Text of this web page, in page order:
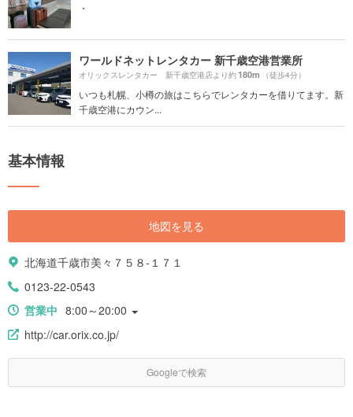
・
ワールドネットレンタカー 新千歳空港営業所
オリックスレンタカー 新千歳空港店より約180m （徒歩4分）
いつも札幌、小樽の旅はこちらでレンタカーを借りてます。新
千歳空港にカウン...
基本情報
地図を見る
北海道千歳市美々７５８-１７１
0123-22-0543
営業中 8:00～20:00
http://car.orix.co.jp/
Googleで検索